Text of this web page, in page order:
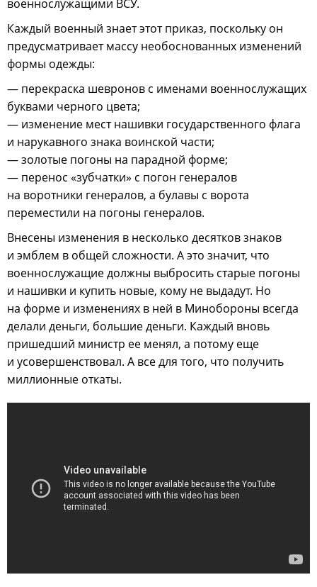
военнослужащими ВСУ.
Каждый военный знает этот приказ, поскольку он
предусматривает массу необоснованных изменений
формы одежды:
— перекраска шевронов с именами военнослужащих
буквами черного цвета;
— изменение мест нашивки государственного флага
и нарукавного знака воинской части;
— золотые погоны на парадной форме;
— перенос «зубчатки» с погон генералов
на воротники генералов, а булавы с ворота
переместили на погоны генералов.
Внесены изменения в несколько десятков знаков
и эмблем в общей сложности. А это значит, что
военнослужащие должны выбросить старые погоны
и нашивки и купить новые, кому не выдадут. Но
на форме и изменениях в ней в Минобороны всегда
делали деньги, большие деньги. Каждый вновь
пришедший министр ее менял, а потому еще
и усовершенствовал. А все для того, что получить
миллионные откаты.